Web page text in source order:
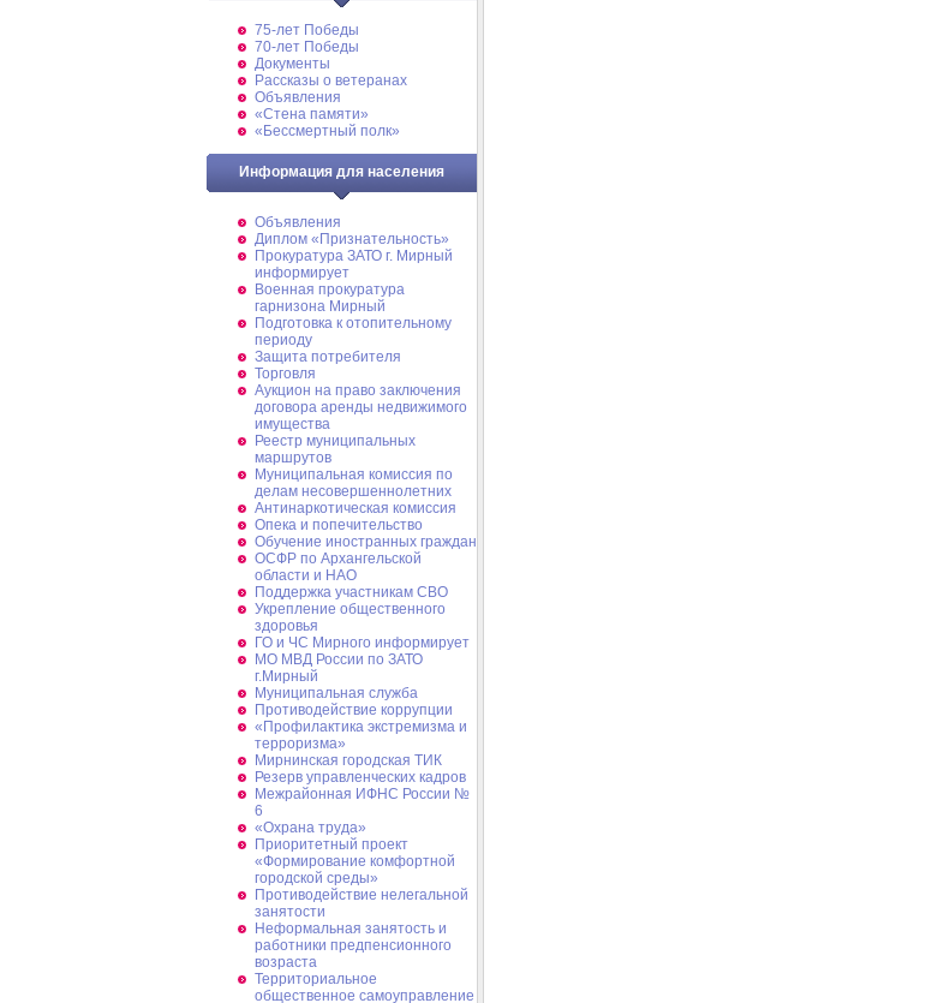
75-лет Победы
70-лет Победы
Документы
Рассказы о ветеранах
Объявления
«Стена памяти»
«Бессмертный полк»
Информация для населения
Объявления
Диплом «Признательность»
Прокуратура ЗАТО г. Мирный
информирует
Военная прокуратура
гарнизона Мирный
Подготовка к отопительному
периоду
Защита потребителя
Торговля
Аукцион на право заключения
договора аренды недвижимого
имущества
Реестр муниципальных
маршрутов
Муниципальная комиссия по
делам несовершеннолетних
Антинаркотическая комиссия
Опека и попечительство
Обучение иностранных граждан
ОСФР по Архангельской
области и НАО
Поддержка участникам СВО
Укрепление общественного
здоровья
ГО и ЧС Мирного информирует
МО МВД России по ЗАТО
г.Мирный
Муниципальная cлужба
Противодействие коррупции
«Профилактика экстремизма и
терроризма»
Мирнинская городская ТИК
Резерв управленческих кадров
Межрайонная ИФНС России №
6
«Охрана труда»
Приоритетный проект
«Формирование комфортной
городской среды»
Противодействие нелегальной
занятости
Неформальная занятость и
работники предпенсионного
возраста
Территориальное
общественное самоуправление